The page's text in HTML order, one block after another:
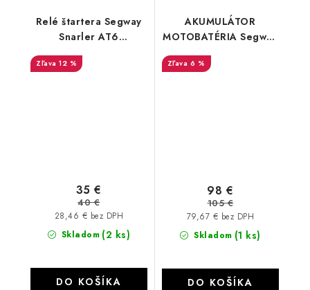
Relé štartera Segway
Snarler AT6
A01M04200001
12 %
Skladom (2 ks)
28,46 € bez DPH
35 €
40 €
DO KOŠÍKA
AKUMULÁTOR
MOTOBATÉRIA Segway
FIX30L-BS 12V/30AH/
YTX30L-BS
6 %
Skladom (1 ks)
79,67 € bez DPH
98 €
105 €
DO KOŠÍKA